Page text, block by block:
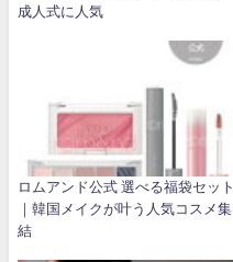
成人式に人気
ロムアンド公式 選べる福袋セット
｜韓国メイクが叶う人気コスメ集
結